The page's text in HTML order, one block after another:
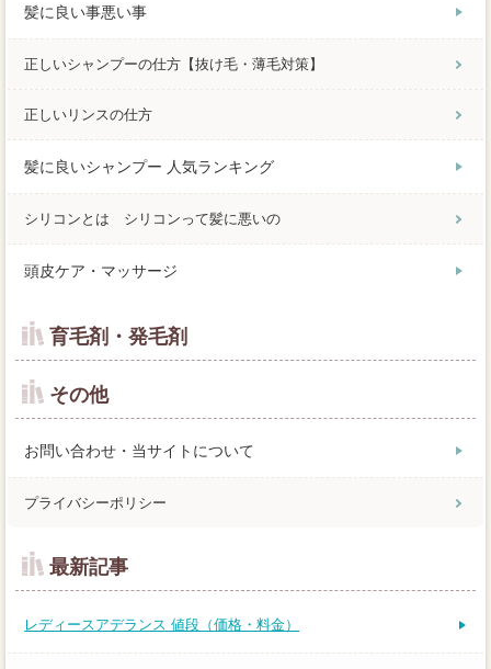
髪に良い事悪い事
正しいシャンプーの仕方【抜け毛・薄毛対策】
正しいリンスの仕方
髪に良いシャンプー 人気ランキング
シリコンとは シリコンって髪に悪いの
頭皮ケア・マッサージ
育毛剤・発毛剤
その他
お問い合わせ・当サイトについて
プライバシーポリシー
最新記事
レディースアデランス 値段（価格・料金）